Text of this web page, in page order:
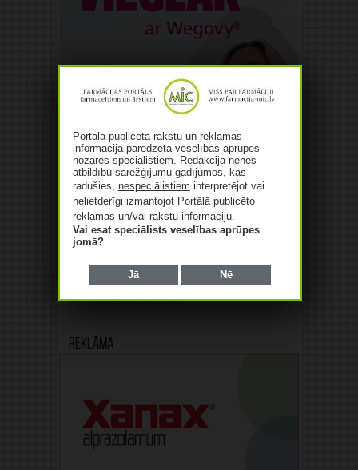
Reklāma
Portālā publicētā rakstu un reklāmas
informācija paredzēta veselības aprūpes
nozares speciālistiem. Redakcija nenes
atbildību sarežģījumu gadījumos, kas
radušies, nespeciālistiem interpretējot vai
nelietderīgi izmantojot Portālā publicēto
reklāmas un/vai rakstu informāciju.
Vai esat speciālists veselības aprūpes
jomā?
Jā Nē